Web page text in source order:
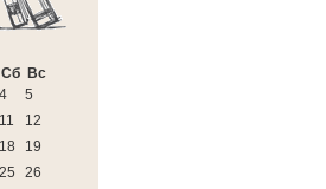
Сб Вс
4
5
11
12
18
19
25
26